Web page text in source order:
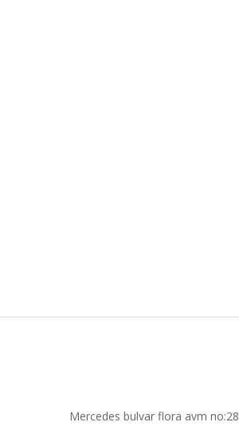
Mercedes bulvar flora avm no:28